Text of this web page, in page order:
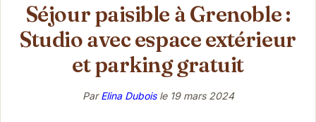
Séjour paisible à Grenoble :
Studio avec espace extérieur
et parking gratuit
ParElina Duboisle 19 mars 2024